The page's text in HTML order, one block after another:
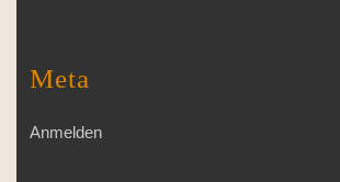
Meta
Anmelden